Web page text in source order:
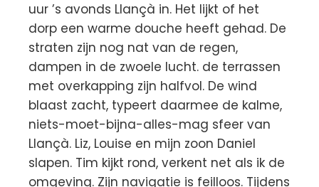
uur ’s avonds Llançà in. Het lijkt of het
dorp een warme douche heeft gehad. De
straten zijn nog nat van de regen,
dampen in de zwoele lucht. de terrassen
met overkapping zijn halfvol. De wind
blaast zacht, typeert daarmee de kalme,
niets-moet-bijna-alles-mag sfeer van
Llançà. Liz, Louise en mijn zoon Daniel
slapen. Tim kijkt rond, verkent net als ik de
omgeving. Zijn navigatie is feilloos. Tijdens